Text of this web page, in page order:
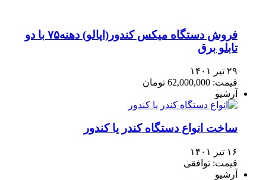
فروش دستگاه میکس کندور(اپالو) دهنه۷۵ با دو
تابلو برق
۲۹ تیر ۱۴۰۱
قیمت: 62,000,000 تومان
آرشیو
ساخت انواع دستگاه کندر یا کندور
۱۶ تیر ۱۴۰۱
قیمت: توافقی
آرشیو